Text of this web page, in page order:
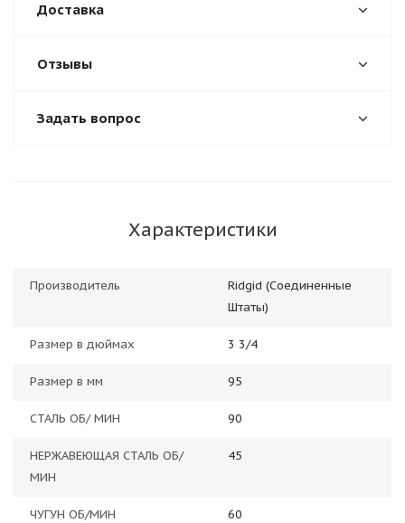
Доставка
Отзывы
Задать вопрос
Характеристики
Производитель
Ridgid (Соединенные
Штаты)
Размер в дюймах 3 3/4
Размер в мм 95
СТАЛЬ ОБ/ МИН 90
НЕРЖАВЕЮЩАЯ СТАЛЬ ОБ/
МИН
45
ЧУГУН ОБ/МИН 60